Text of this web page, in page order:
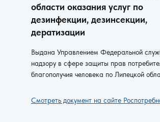
области оказания услуг по
дезинфекции, дезинсекции,
дератизации
Выдана Управлением Федеральной
надзору в сфере защиты прав
благополучия человека по Липецкой
Смотреть документ на сайте